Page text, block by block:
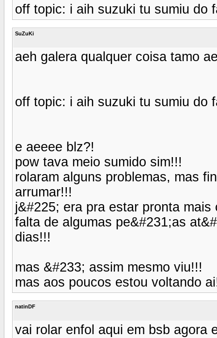
off topic: i aih suzuki tu sumiu do
SuZuKi
aeh galera qualquer coisa tamo
off topic: i aih suzuki tu sumiu do
e aeeee blz?!
pow tava meio sumido sim!!!
rolaram alguns problemas, mas
arrumar!!!
j&#225; era pra estar pronta
falta de algumas pe&#231;as
dias!!!
mas &#233; assim mesmo viu!!!
mas aos poucos estou voltando
natinDF
vai rolar enfol aqui em bsb agora